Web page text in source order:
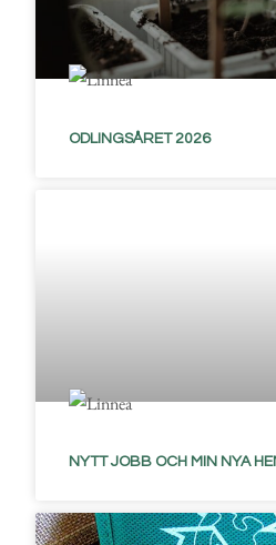
ODLINGSÅRET 2026
NYTT JOBB OCH MIN NYA